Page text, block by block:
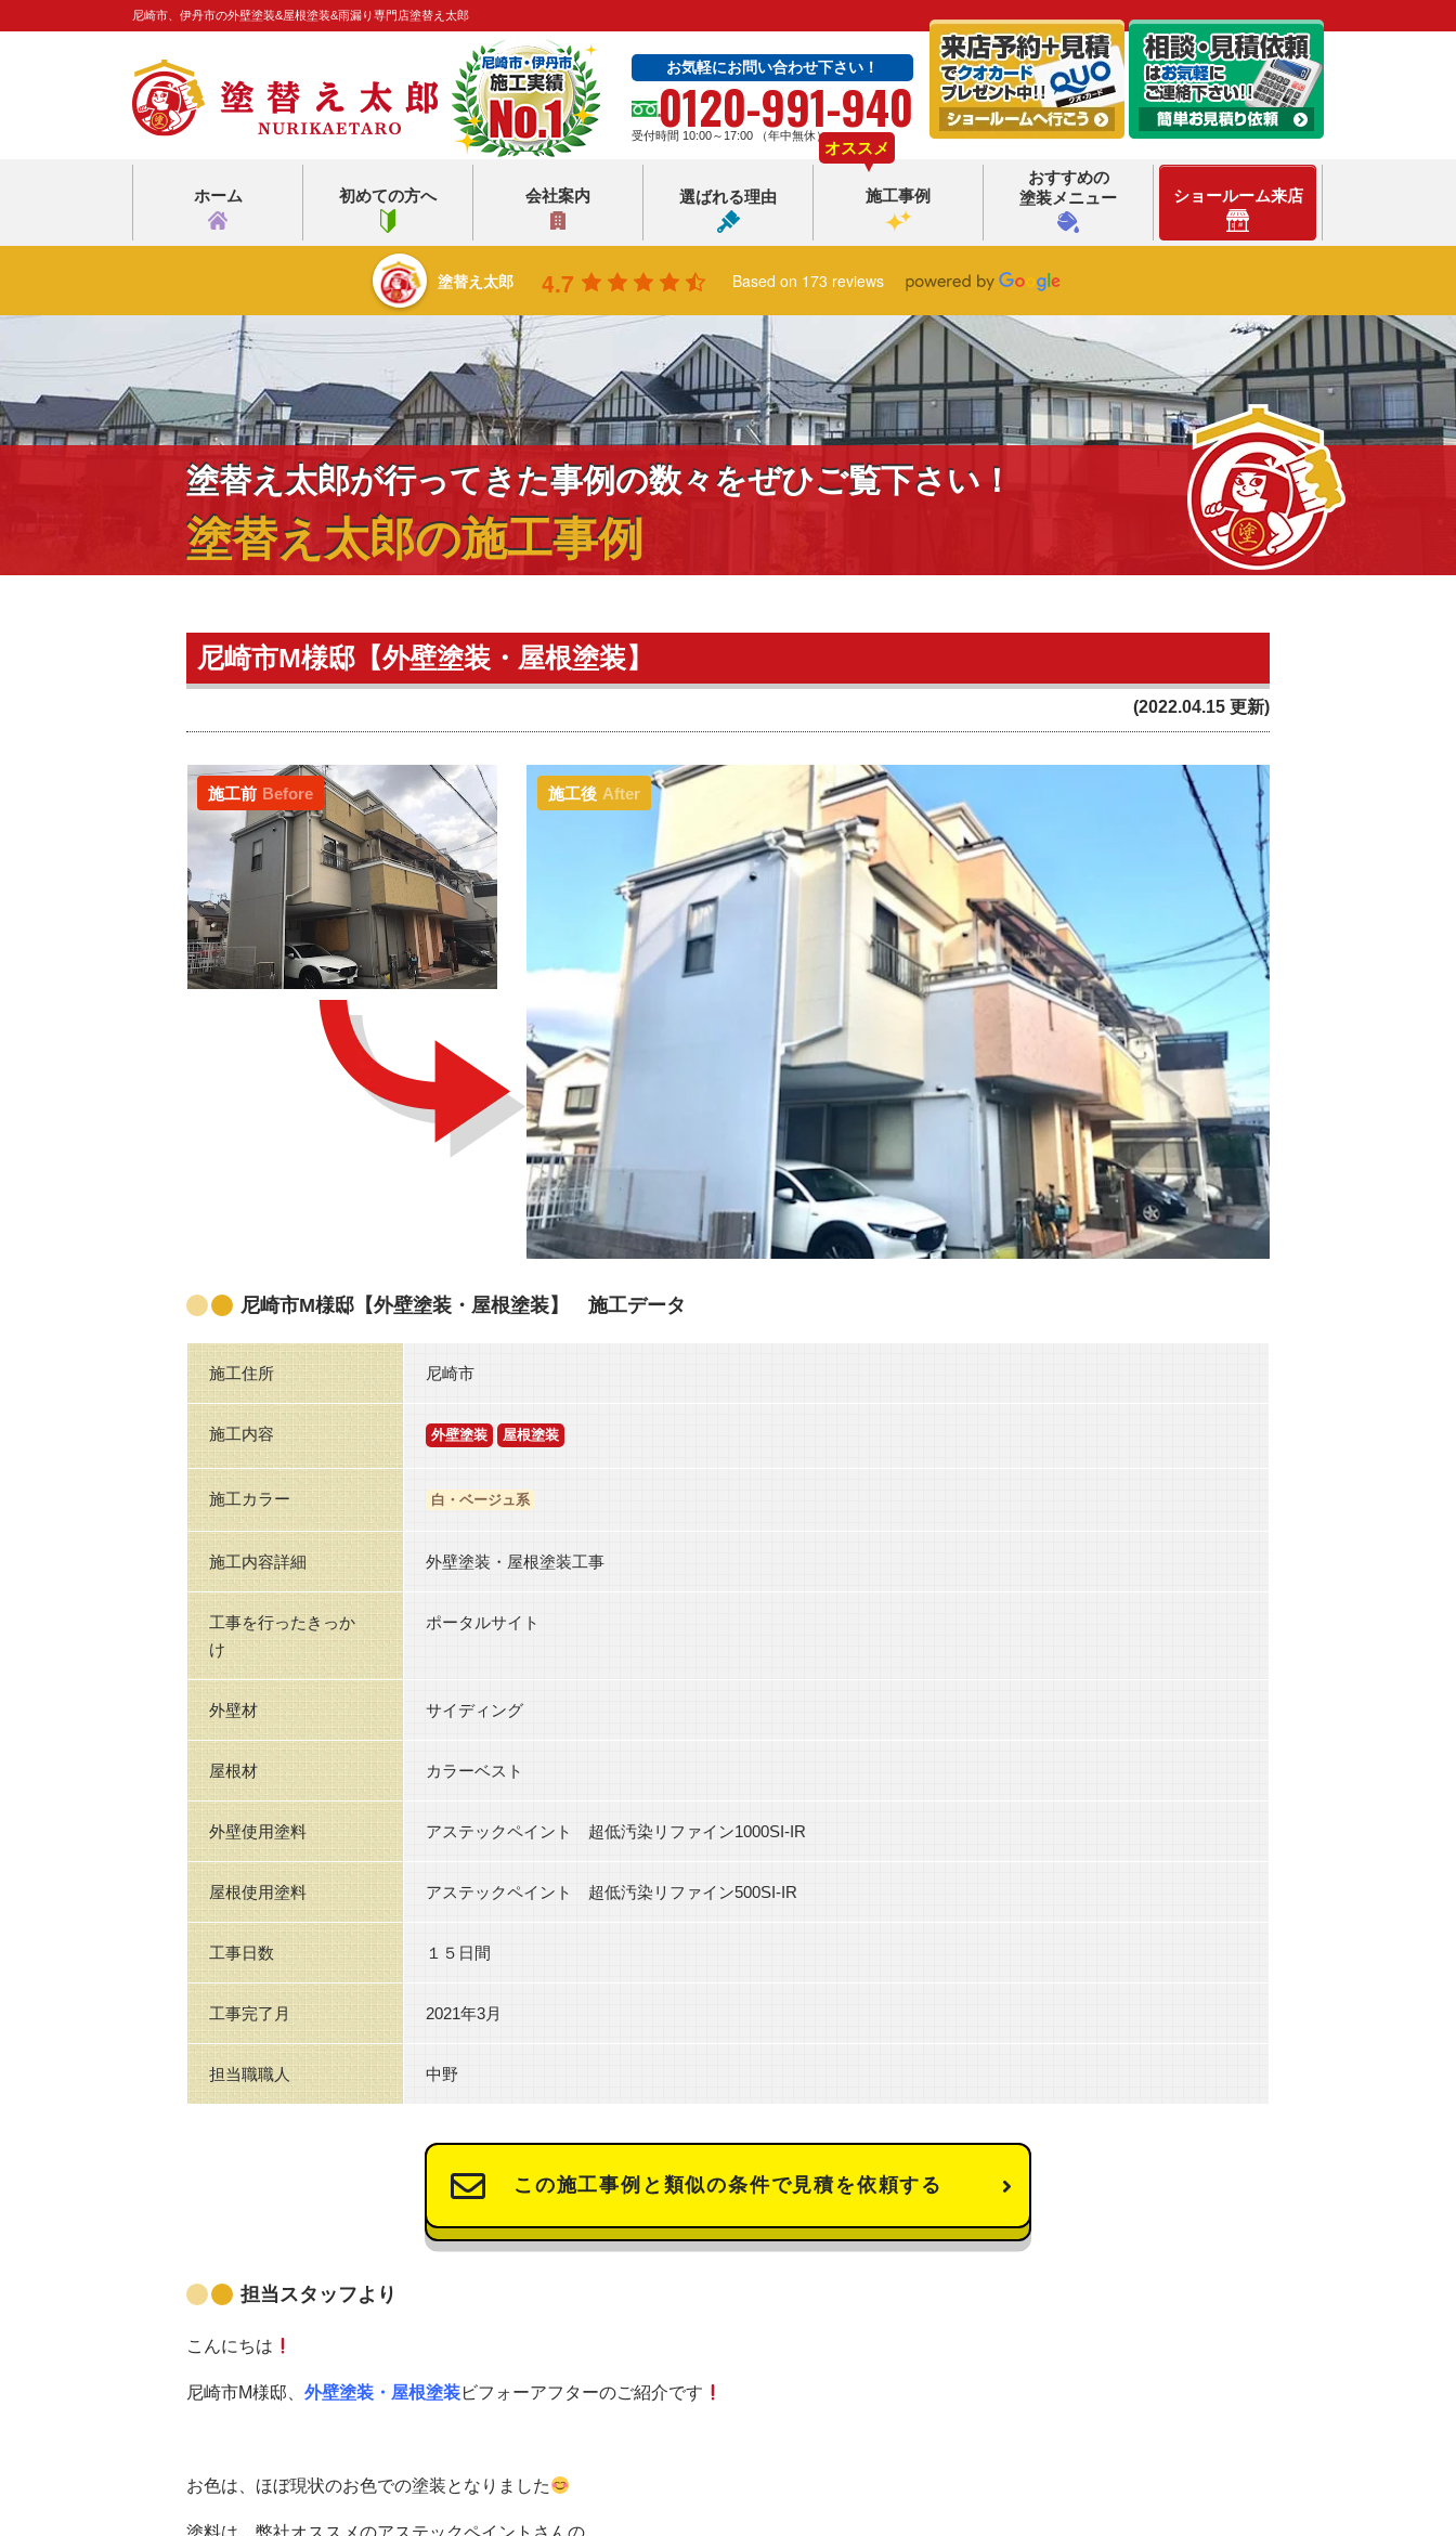
尼崎市、伊丹市の外壁塗装&屋根塗装&雨漏り専門店塗替え太郎
お気軽にお問い合わせ下さい！
0120-991-940
受付時間 10:00～17:00 （年中無休）
ホーム 初めての方へ 会社案内 選ばれる理由 施工事例
オススメ
おすすめの
塗装メニュー
ショールーム来店
塗替え太郎 4.7 Based on 173 reviews
塗替え太郎が行ってきた事例の数々をぜひご覧下さい！
塗替え太郎の施工事例
尼崎市M様邸【外壁塗装・屋根塗装】
(2022.04.15 更新)
施工後 After
施工前 Before
尼崎市M様邸【外壁塗装・屋根塗装】 施工データ
施工住所 尼崎市
施工内容 外壁塗装 屋根塗装
施工カラー 白・ベージュ系
施工内容詳細 外壁塗装・屋根塗装工事
工事を行ったきっか
け
ポータルサイト
外壁材 サイディング
屋根材 カラーベスト
外壁使用塗料 アステックペイント 超低汚染リファイン1000SI-IR
屋根使用塗料 アステックペイント 超低汚染リファイン500SI-IR
工事日数 １５日間
工事完了月 2021年3月
担当職職人 中野
この施工事例と類似の条件で見積を依頼する
担当スタッフより
こんにちは
尼崎市M様邸、 外壁塗装・屋根塗装ビフォーアフターのご紹介です
お色は、ほぼ現状のお色での塗装となりました
塗料は、弊社オススメのアステックペイントさんの